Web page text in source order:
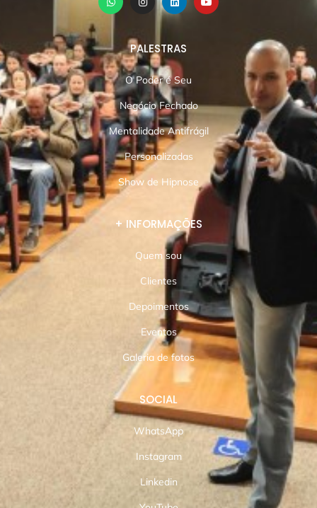
PALESTRAS
O Poder é Seu
Negócio Fechado
Mentalidade Antifrágil
Personalizadas
Show de Hipnose
+ INFORMAÇÕES
Quem sou
Clientes
Depoimentos
Eventos
Galeria de fotos
SOCIAL
WhatsApp
Instagram
Linkedin